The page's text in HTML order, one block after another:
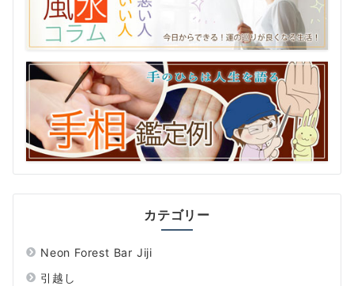
カテゴリー
Neon Forest Bar Jiji
引越し